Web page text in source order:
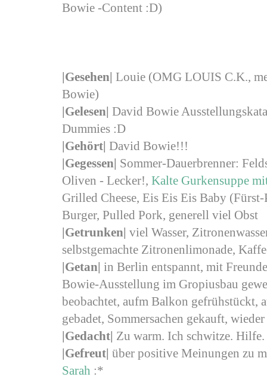
Bowie -Content :D)
|Gesehen| Louie (OMG LOUIS C.K.,
Bowie)
|Gelesen| David Bowie
Dummies :D
|Gehört| David Bowie!!!
|Gegessen| Sommer-Dauerbrenner:
Oliven - Lecker!, Kalte Gurkensuppe
Grilled Cheese, Eis Eis Eis Baby
Burger, Pulled Pork, generell viel Obst
|Getrunken| viel Wasser,
selbstgemachte Zitronenlimonade,
|Getan| in Berlin entspannt, mit
Bowie-Ausstellung im Gropiusbau
beobachtet, aufm Balkon gefrühstückt,
gebadet, Sommersachen gekauft,
|Gedacht| Zu warm. Ich schwitze. Hilfe.
|Gefreut| über positive Meinungen zu
Sarah :*